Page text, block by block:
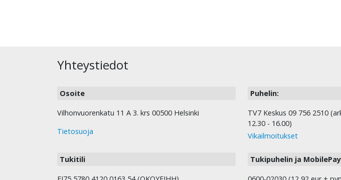
Yhteystiedot
Osoite
Vilhonvuorenkatu 11 A 3. krs 00500 Helsinki
Tietosuoja
Puhelin:
TV7 Keskus 09 756 2510
12.30 - 16.00)
Vikailmoitukset
Tukitili Tukipuhelin ja MobilePay